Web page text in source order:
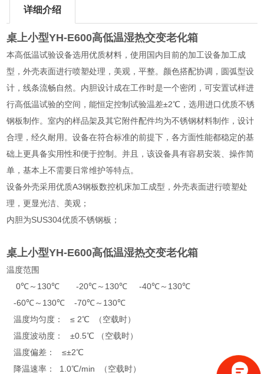
详细介绍
桌上小型YH-E600高低温湿热交变老化箱
本高低温试验设备选用优质材料，使用国内目前的加工设备加工成
型，外壳表面进行喷塑处理，美观，平整。颜色搭配协调，圆弧型设
计，线条流畅自然。内胆设计成在工作时是一个密闭，可安置试样进
行高低温试验的空间，能恒定控制试验温差±2℃，选用进口优质不锈
钢板制作。室内的样品架及其它附件配件均为不锈钢材料制作，设计
合理，经久耐用。设备在符合标准的前提下，各方面性能都稳定的基
础上更具备实用性和便于控制。并且，该设备具有容易安装、操作简
单，基本上不需要日常维护等特点。
设备外壳采用优质A3钢板数控机床加工成型，外壳表面进行喷塑处
理，更显光洁、美观；
内胆为SUS304优质不锈钢板；
桌上小型YH-E600高低温湿热交变老化箱
温度范围
0℃～130℃ -20℃～130℃ -40℃～130℃
-60℃～130℃ -70℃～130℃
温度均匀度： ≤ 2℃ （空载时）
温度波动度： ±0.5℃ （空载时）
温度偏差： ≤±2℃
降温速率： 1.0℃/min （空载时）